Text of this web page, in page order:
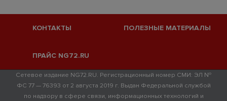
КОНТАКТЫ ПОЛЕЗНЫЕ МАТЕРИАЛЫ
ПРАЙС NG72.RU
Сетевое издание NG72.RU. Регистрационный номер СМИ: ЭЛ №
ФС 77 — 76393 от 2 августа 2019 г. Выдан Федеральной службой
по надзору в сфере связи, информационных технологий и